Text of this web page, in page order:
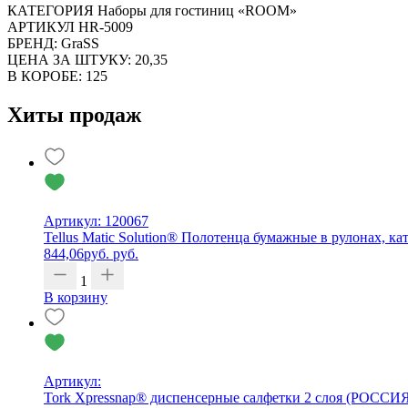
КАТЕГОРИЯ Наборы для гостиниц «ROOM»
АРТИКУЛ HR-5009
БРЕНД: GraSS
ЦЕНА ЗА ШТУКУ: 20,35
В КОРОБЕ: 125
Хиты продаж
Артикул: 120067
Tellus Matic Solution® Полотенца бумажные в рулонах,
844,06руб. руб.
1
В корзину
Артикул:
Tork Xpressnap® диспенсерные салфетки 2 слоя